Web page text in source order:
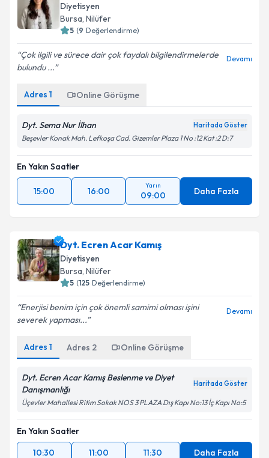
E-posta Adresiniz
kapsamda işlenmesini kabul ediyorum.
Takvim Talebini Gönder
Diyetisyen
Bursa, Nilüfer
5 (9 Değerlendirme)
Çok ilgili ve sürece dair çok faydalı bilgilendirmelerde
bulundu ...
Devamı
Adres 1 Online Görüşme
Dyt. Sema Nur İlhan Haritada Göster
Beşevler Konak Mah. Lefkoşa Cad. Gizemler Plaza 1 No :12 Kat :2 D:7
En Yakın Saatler
15:00 16:00
Yarın
09:00 Daha Fazla
Dyt. Ecren Acar Kamış
Diyetisyen
Bursa, Nilüfer
5 (125 Değerlendirme)
Enerjisi benim için çok önemli samimi olması işini
severek yapması...
Devamı
Adres 1 Adres 2 Online Görüşme
Dyt. Ecren Acar Kamış Beslenme ve Diyet
Danışmanlığı
Haritada Göster
Üçevler Mahallesi Ritim Sokak NOS 3 PLAZA Dış Kapı No:13 İç Kapı No:5
En Yakın Saatler
10:30
11:00 11:30 Daha Fazla